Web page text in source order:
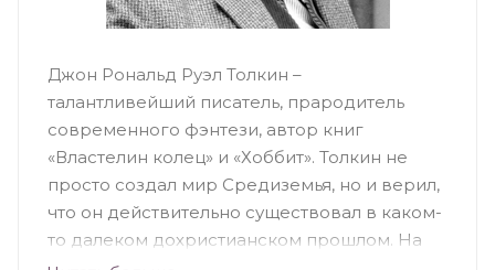
Джон Рональд Руэл Толкин –
талантливейший писатель, прародитель
современного фэнтези, автор книг
«Властелин колец» и «Хоббит». Толкин не
просто создал мир Средиземья, но и верил,
что он действительно существовал в каком-
то далеком дохристианском прошлом. На